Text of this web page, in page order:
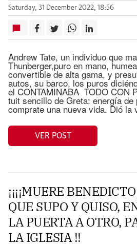
Saturday, 31 December 2022, 18:56
Andrew Tate, un individuo que
Thunberger,puro en mano,
convertible de alta gama, y
autos, su barco, los puros
el CONTAMINABA TODO CON
tuit sencillo de Greta: energía de
comprate una nueva vida. Dió
VER POST
¡¡¡¡MUERE
QUE SUPO Y QUISO,
LA PUERTA A OTRO,
LA IGLESIA !!